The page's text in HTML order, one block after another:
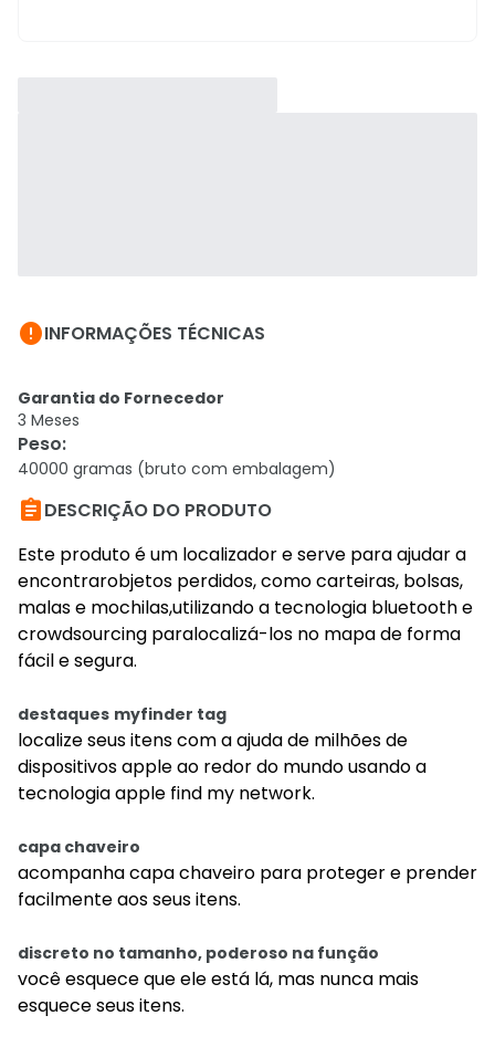
INFORMAÇÕES TÉCNICAS
Garantia do Fornecedor
3 Meses
Peso:
40000 gramas (bruto com embalagem)
DESCRIÇÃO DO PRODUTO
Este produto é um localizador e serve para ajudar a
encontrarobjetos perdidos, como carteiras, bolsas,
malas e mochilas,utilizando a tecnologia bluetooth e
crowdsourcing paralocalizá-los no mapa de forma
fácil e segura.
destaques myfinder tag
localize seus itens com a ajuda de milhões de
dispositivos apple ao redor do mundo usando a
tecnologia apple find my network.
capa chaveiro
acompanha capa chaveiro para proteger e prender
facilmente aos seus itens.
discreto no tamanho, poderoso na função
você esquece que ele está lá, mas nunca mais
esquece seus itens.